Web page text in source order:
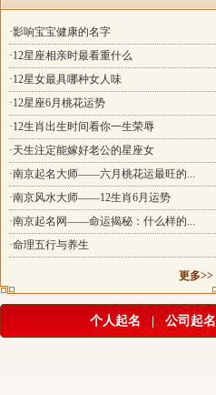
·影响宝宝健康的名字
·12星座相亲时最看重什么
·12星女最具哪种女人味
·12星座6月桃花运势
·12生肖出生时间看你一生荣辱
·天生注定能嫁好老公的星座女
·南京起名大师——六月桃花运最旺的...
·南京风水大师——12生肖6月运势
·南京起名网——命运揭秘：什么样的...
·命理五行与养生
更多>>
个人起名 公司起名